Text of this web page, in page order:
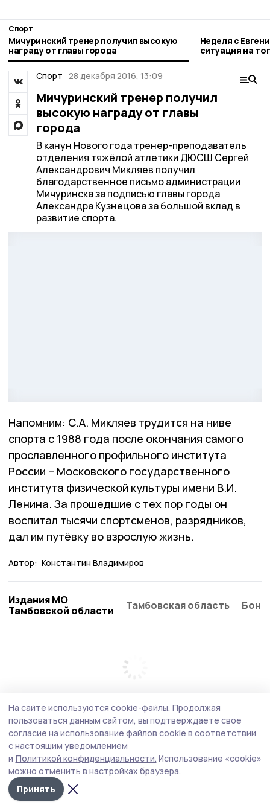
Спорт
Мичуринский тренер получил высокую
награду от главы города
Неделя с
ситуация на
городе и
Спорт 28 декабря 2016, 13:09
Мичуринский тренер получил
высокую награду от главы
города
В канун Нового года тренер-преподаватель
отделения тяжёлой атлетики ДЮСШ Сергей
Александрович Микляев получил
благодарственное письмо администрации
Мичуринска за подписью главы города
Александра Кузнецова за большой вклад в
развитие спорта.
Напомним: С.А. Микляев трудится на ниве
спорта с 1988 года после окончания самого
прославленного профильного института
России – Московского государственного
института физической культуры имени В.И.
Ленина. За прошедшие с тех пор годы он
воспитал тысячи спортсменов, разрядников,
дал им путёвку во взрослую жизнь.
Автор: Константин Владимиров
Издания МО
Тамбовской области
Тамбовская область
На сайте используются cookie-файлы. Продолжая
пользоваться данным сайтом, вы подтверждаете свое
согласие на использование файлов cookie в соответствии
с настоящим уведомлением
и Политикой конфиденциальности. Использование «cookie»
можно отменить в настройках браузера.
Принять